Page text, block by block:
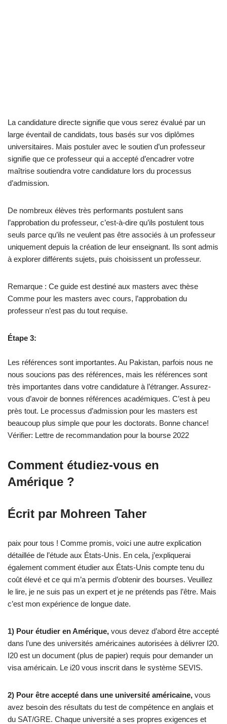
La candidature directe signifie que vous serez évalué par un
large éventail de candidats, tous basés sur vos diplômes
universitaires. Mais postuler avec le soutien d’un professeur
signifie que ce professeur qui a accepté d’encadrer votre
maîtrise soutiendra votre candidature lors du processus
d’admission.
De nombreux élèves très performants postulent sans
l’approbation du professeur, c’est-à-dire qu’ils postulent tous
seuls parce qu’ils ne veulent pas être associés à un professeur
uniquement depuis la création de leur enseignant. Ils sont admis
à explorer différents sujets, puis choisissent un professeur.
Remarque : Ce guide est destiné aux masters avec thèse
Comme pour les masters avec cours, l’approbation du
professeur n’est pas du tout requise.
Étape 3:
Les références sont importantes. Au Pakistan, parfois nous ne
nous soucions pas des références, mais les références sont
très importantes dans votre candidature à l’étranger. Assurez-
vous d’avoir de bonnes références académiques. C’est à peu
près tout. Le processus d’admission pour les masters est
beaucoup plus simple que pour les doctorats. Bonne chance!
Vérifier: Lettre de recommandation pour la bourse 2022
Comment étudiez-vous en
Amérique ?
Écrit par Mohreen Taher
paix pour tous ! Comme promis, voici une autre explication
détaillée de l’étude aux États-Unis. En cela, j’expliquerai
également comment étudier aux États-Unis compte tenu du
coût élevé et ce qui m’a permis d’obtenir des bourses. Veuillez
le lire, je ne suis pas un expert et je ne prétends pas l’être. Mais
c’est mon expérience de longue date.
1) Pour étudier en Amérique, vous devez d’abord être accepté
dans l’une des universités américaines autorisées à délivrer I20.
I20 est un document (plus de papier) requis pour demander un
visa américain. Le i20 vous inscrit dans le système SEVIS.
2) Pour être accepté dans une université américaine, vous
avez besoin des résultats du test de compétence en anglais et
du SAT/GRE. Chaque université a ses propres exigences et